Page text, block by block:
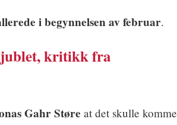
i begynnelsen av februar.
jublet, kritikk fra
Gahr Støre at det skulle komme